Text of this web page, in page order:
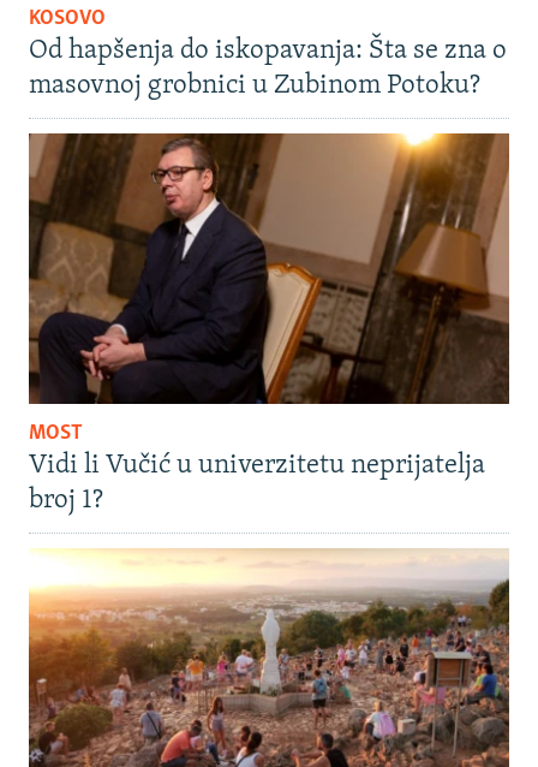
KOSOVO
Od hapšenja do iskopavanja: Šta se zna o
masovnoj grobnici u Zubinom Potoku?
MOST
Vidi li Vučić u univerzitetu neprijatelja
broj 1?